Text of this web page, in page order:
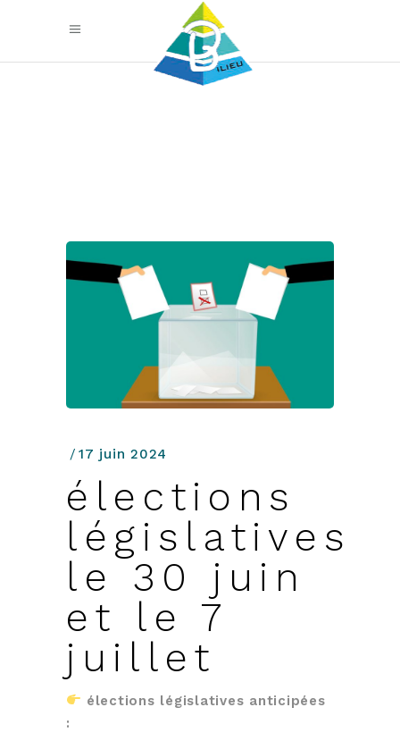
17 juin 2024
élections
législatives
le 30 juin
et le 7
juillet
élections législatives anticipées
: